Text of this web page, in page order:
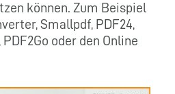
können. Zum Beispiel
Smallpdf, PDF24,
PDF2Go oder den Online